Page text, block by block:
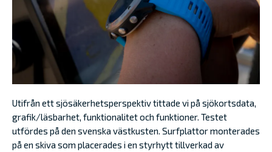
Utifrån ett sjösäkerhetsperspektiv tittade vi på sjökortsdata,
grafik/läsbarhet, funktionalitet och funktioner. Testet
utfördes på den svenska västkusten. Surfplattor monterades
på en skiva som placerades i en styrhytt tillverkad av